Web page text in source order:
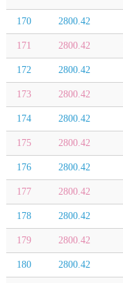
170 2800.42
171 2800.42
172 2800.42
173 2800.42
174 2800.42
175 2800.42
176 2800.42
177 2800.42
178 2800.42
179 2800.42
180 2800.42